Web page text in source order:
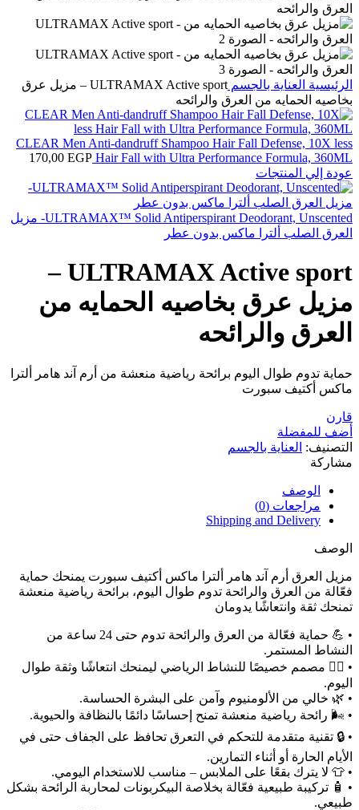
الرئيسية العناية بالجسم
ULTRAMAX Active sport – مزيل عرق
بخاصيه الحمايه من العرق والرائحه
CLEAR Men Anti-dandruff Shampoo Hair Fall Defense, 10X less
Hair Fall with Ultra Performance Formula, 360ML
170,00 EGP
عودة إلي المنتجات
ULTRAMAX™ Solid Antiperspirant Deodorant, Unscented- مزيل
العرق الصلب ألترا ماكس بدون عطر
ULTRAMAX Active sport –
مزيل عرق بخاصيه الحمايه من
العرق والرائحه
حماية تدوم طوال اليوم برائحة رياضية منعشة من أرم آند هامر ألترا
ماكس أكتيف سبورت
قارن
أضف للمفضلة
التصنيف: العناية بالجسم
مشاركة
الوصف
مراجعات (0)
Shipping and Delivery
الوصف
مزيل العرق أرم آند هامر ألترا ماكس أكتيف سبورت يمنحك حماية
فعّالة من العرق والرائحة تدوم طوال اليوم، برائحة رياضية منعشة
تمنحك ثقة وانتعاشًا يدومان
• 💪 حماية فعّالة من العرق والرائحة تدوم حتى 24 ساعة من
النشاط المستمر.
• 🏃‍♂️ مصمم خصيصًا للنشاط الرياضي ليمنحك انتعاشًا وثقة طوال
اليوم.
• 🌿 خالي من الألومنيوم وآمن على البشرة الحساسة.
• 🌬️ رائحة رياضية منعشة تمنح إحساسًا دائمًا بالنظافة والحيوية.
• 🔒 تقنية متقدمة للتحكم في التعرق تحافظ على الجفاف حتى في
الأيام الحارة أو أثناء التمارين.
• 👕 لا يترك بقعًا على الملابس – مناسب للاستخدام اليومي.
• 🧴 تركيبة طبيعية فعّالة بخلاصة البيكربونات لمحاربة الرائحة بشكل
طبيعي.